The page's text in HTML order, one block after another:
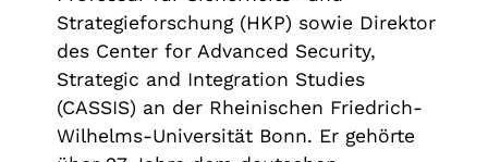
Strategieforschung (HKP) sowie Direktor
des Center for Advanced Security,
Strategic and Integration Studies
(CASSIS) an der Rheinischen Friedrich-
Wilhelms-Universität Bonn. Er gehörte